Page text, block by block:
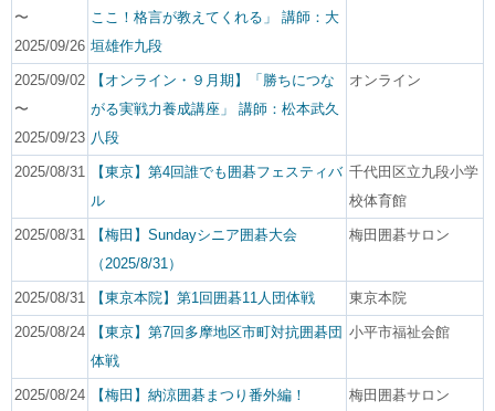
〜
2025/09/26
ここ！格言が教えてくれる」 講師：大
垣雄作九段
2025/09/02
〜
2025/09/23
【オンライン・９月期】「勝ちにつな
がる実戦力養成講座」 講師：松本武久
八段
オンライン
2025/08/31
【東京】第4回誰でも囲碁フェスティバ
ル
千代田区立九段小学
校体育館
2025/08/31
【梅田】Sundayシニア囲碁大会
（2025/8/31）
梅田囲碁サロン
2025/08/31 【東京本院】第1回囲碁11人団体戦 東京本院
2025/08/24
【東京】第7回多摩地区市町対抗囲碁団
体戦
小平市福祉会館
2025/08/24
【梅田】納涼囲碁まつり番外編！
梅田囲碁サロン